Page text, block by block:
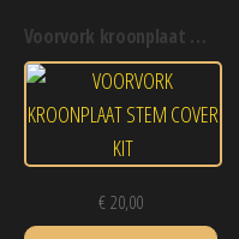
voorvork kroonplaat stem cover kit
€20,00